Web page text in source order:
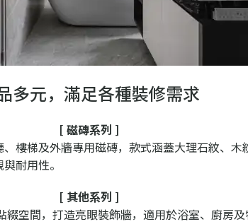
多元，滿足各種裝修需求
[ 磁磚系列 ]
樓梯及外牆專用磁磚，款式涵蓋大理石紋、木
耐用性。
[ 其他系列 ]
綴空間，打造亮眼裝飾牆，適用於浴室、廚房